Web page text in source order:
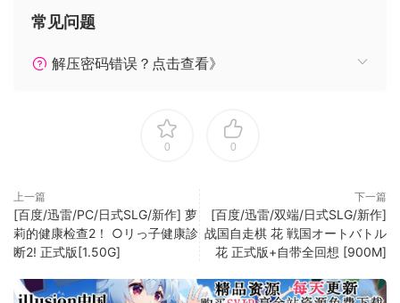
更新日志 v1.286 2026年5月4日： 1、黑蛟化龙缺音乐（已修
莲得功德碎片（已修改） 4、触手服左手袖子战斗报错（已修
段剧情音效出错（已修改） 8、皇城引诱CG文本太长出
箱加入劫骨（已修改） 12、画廊的与花魁贴贴图片不消失（已
修改） 13、碧波连裙战斗里缺失文件（已修改） 14、不分头发
没对齐（已修改） 15、魔界客栈休息图片不消失（已修改）
的NPC报错（已修改） 18、繁体版的赞助名单缺少CG（已修
常见问题
解压密码错误？点击查看》
0 0
上一篇
[百度/迅雷/PC/日式SLG/新作] 萝
莉的健康检查2！ ○リっ子健康診
断2! 正式版[1.50G]
下一篇
[百度/迅雷/双端/日式SLG/新作]
战国自走棋 花 戦国オートバトル
花 正式版+自带全回想 [900M]